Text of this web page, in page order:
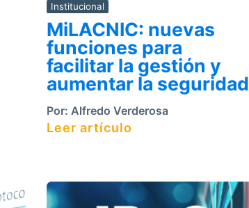
Institucional
MiLACNIC: nuevas
funciones para
facilitar la gestión y
aumentar la seguridad
Por: Alfredo Verderosa
Leer artículo